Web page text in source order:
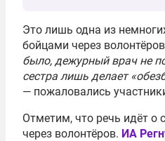
Это лишь одна из
бойцами через
было, дежурный врач не
сестра лишь делает
— пожаловались
Отметим, что речь идёт о
через волонтёров. ИА